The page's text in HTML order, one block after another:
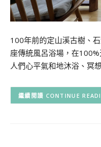
100年前的定山溪古樹、
座傳統風呂浴場，在
人們心平氣和地沐浴、冥
CONTINUE